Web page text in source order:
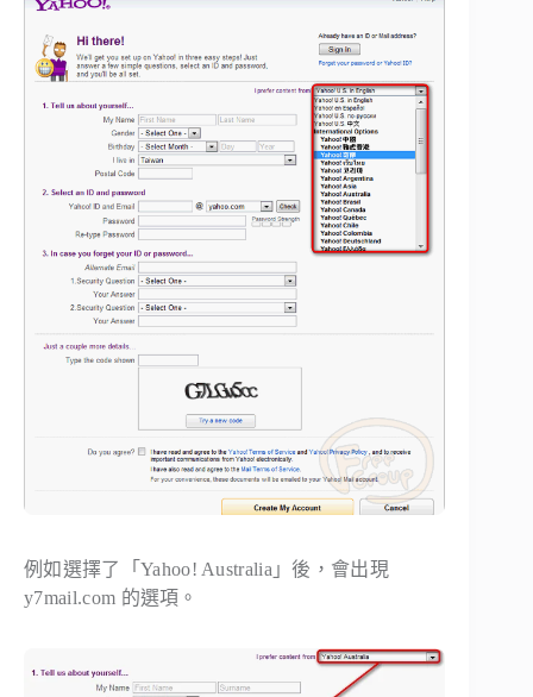
例如選擇了「 Yahoo! Australia 」後，會出現
y7mail.com 的選項。